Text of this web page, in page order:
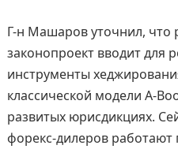
Г-н Машаров уточнил, что
законопроект вводит для
инструменты
классической модели A-
развитых юрисдикциях.
форекс-дилеров работают